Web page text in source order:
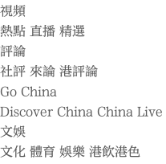
視頻
熱點 直播 精選
評論
社評 來論 港評論
Go China
Discover China China Live
文娛
文化 體育 娛樂 港飲港色